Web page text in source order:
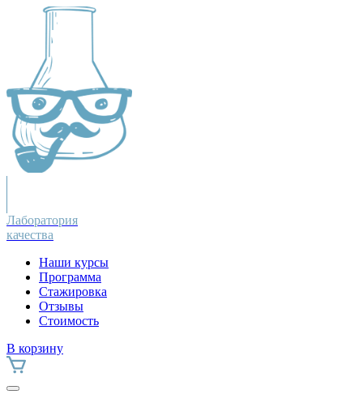
Лаборатория
качества
Наши курсы
Программа
Стажировка
Отзывы
Стоимость
В корзину